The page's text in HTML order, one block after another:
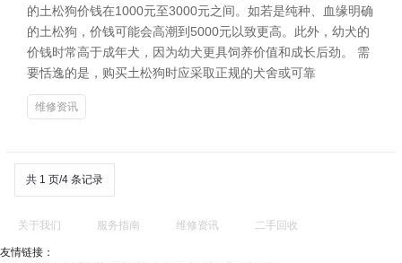
的土松狗价钱在1000元至3000元之间。如若是纯种、血缘明确
的土松狗，价钱可能会高潮到5000元以致更高。此外，幼犬的
价钱时常高于成年犬，因为幼犬更具饲养价值和成长后劲。 需
要恬逸的是，购买土松狗时应采取正规的犬舍或可靠
维修资讯
共 1 页/4 条记录
关于我们 服务指南 维修资讯 二手回收
友情链接：